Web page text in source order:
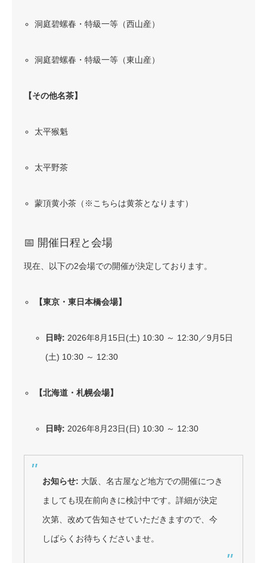
洞庭碧螺春・特級一等（西山産）
洞庭碧螺春・特級一等（東山産）
【その他名茶】
太平猴魁
太平野茶
蒙頂黄小茶（※こちらは黄茶となります）
📅 開催日程と会場
現在、以下の2会場での開催が決定しております。
【東京・東日本橋会場】
日時: 2026年8月15日(土) 10:30 ～ 12:30／9月5日
(土) 10:30 ～ 12:30
【北海道・札幌会場】
日時: 2026年8月23日(日) 10:30 ～ 12:30
お知らせ: 大阪、名古屋など地方での開催につき
ましても現在前向きに検討中です。詳細が決定
次第、改めて告知させていただきますので、今
しばらくお待ちくださいませ。